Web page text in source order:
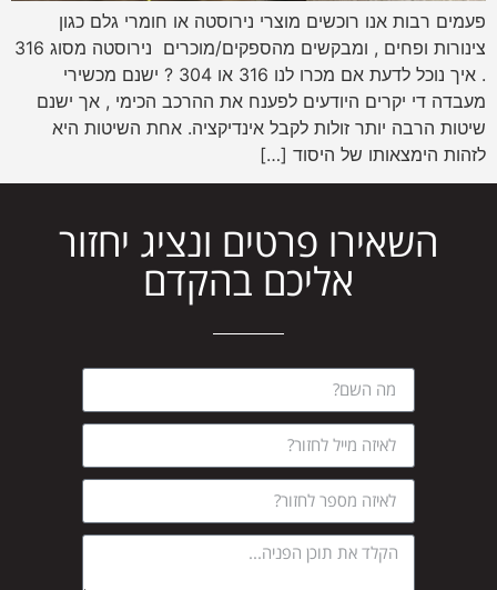
פעמים רבות אנו רוכשים מוצרי נירוסטה או חומרי גלם כגון
צינורות ופחים , ומבקשים מהספקים/מוכרים נירוסטה מסוג 316
. איך נוכל לדעת אם מכרו לנו 316 או 304 ? ישנם מכשירי
מעבדה די יקרים היודעים לפענח את ההרכב הכימי , אך ישנם
שיטות הרבה יותר זולות לקבל אינדיקציה. אחת השיטות היא
לזהות הימצאותו של היסוד […]
השאירו פרטים ונציג יחזור
אליכם בהקדם